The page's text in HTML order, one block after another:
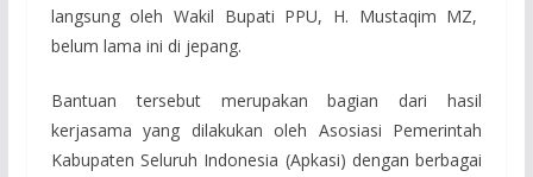
langsung oleh Wakil Bupati PPU, H. Mustaqim MZ,
belum lama ini di jepang.
Bantuan tersebut merupakan bagian dari hasil
kerjasama yang dilakukan oleh Asosiasi Pemerintah
Kabupaten Seluruh Indonesia (Apkasi) dengan berbagai